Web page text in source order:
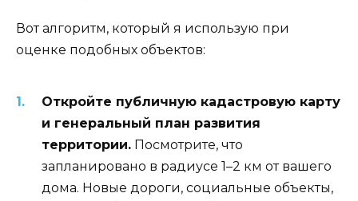
Вот алгоритм, который я использую при
оценке подобных объектов:
Откройте публичную кадастровую карту
и генеральный план развития
территории. Посмотрите, что
запланировано в радиусе 1–2 км от вашего
дома. Новые дороги, социальные объекты,